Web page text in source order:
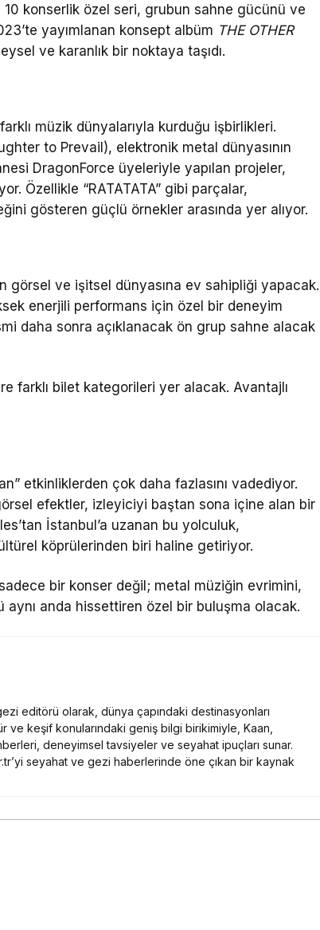
10 konserlik özel seri, grubun sahne gücünü ve
yayımlanan konsept albüm THE OTHER
ve karanlık bir noktaya taşıdı.
müzik dünyalarıyla kurduğu işbirlikleri.
to Prevail), elektronik metal dünyasının
DragonForce üyeleriyle yapılan projeler,
Özellikle “RATATATA” gibi parçalar,
gösteren güçlü örnekler arasında yer alıyor.
görsel ve işitsel dünyasına ev sahipliği yapacak.
enerjili performans için özel bir deneyim
daha sonra açıklanacak ön grup sahne alacak
farklı bilet kategorileri yer alacak. Avantajlı
etkinliklerden çok daha fazlasını vadediyor.
efektler, izleyiciyi baştan sona içine alan bir
İstanbul’a uzanan bu yolculuk,
köprülerinden biri haline getiriyor.
bir konser değil; metal müziğin evrimini,
aynı anda hissettiren özel bir buluşma olacak.
editörü olarak, dünya çapındaki destinasyonları
ve keşif konularındaki geniş bilgi birikimiyle, Kaan,
deneyimsel tavsiyeler ve seyahat ipuçları sunar.
seyahat ve gezi haberlerinde öne çıkan bir kaynak